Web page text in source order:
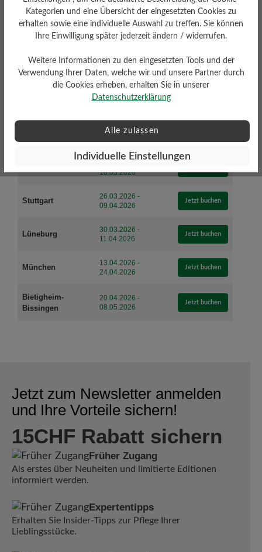
Auf dieser Seite sehen Sie die nächsten
verfügbaren Zeiträume und teilnehmenden
Über die jeweilige Filialseite können Sie direkt
einen persönlichen Beratungstermin buchen.
04.03.2026 -
18.03.2026
Stuttgart
26.03.2026 -
09.04.2026
Jetzt buchen
Lüneburg
30.03.2026 -
11.04.2026
Jetzt buchen
München
13.04.2026 -
24.04.2026
Jetzt buchen
Bietigheim-
Bissingen
20.04.2026 -
08.05.2026
Jetzt buchen
Jetzt zum Newsletter anmelden
und Ihre Vorteile sichern!
15CHF Rabatt sichern
Früher Zugang
Als erstes über Neuheiten und limitierte Editionen
informiert werden.
Expertentipps
Erhalten Sie Insider-Tipps zur Pflege Ihrer
Lieblingsstücke.
Kategorien und eine Übersicht der eingesetzten Cookies zu
erhalten sowie eine individuelle Auswahl zu treffen. Sie können
Ihre Einwilligung später jederzeit ändern / widerrufen.
Weitere Informationen zu den eingesetzten Tools und der
Verwendung Ihrer Daten, welche wir und unsere Partner durch
die Cookies erheben, erhalten Sie in unserer
Datenschutzerklärung
Alle zulassen
Individuelle Einstellungen